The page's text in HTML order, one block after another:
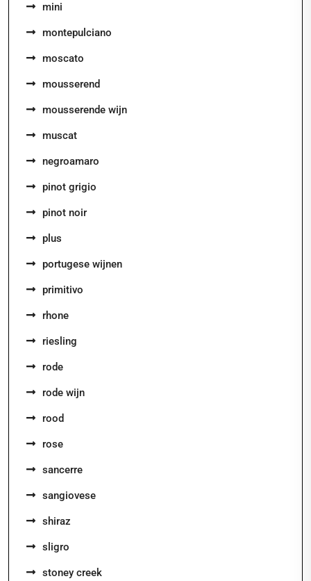
mini
montepulciano
moscato
mousserend
mousserende wijn
muscat
negroamaro
pinot grigio
pinot noir
plus
portugese wijnen
primitivo
rhone
riesling
rode
rode wijn
rood
rose
sancerre
sangiovese
shiraz
sligro
stoney creek